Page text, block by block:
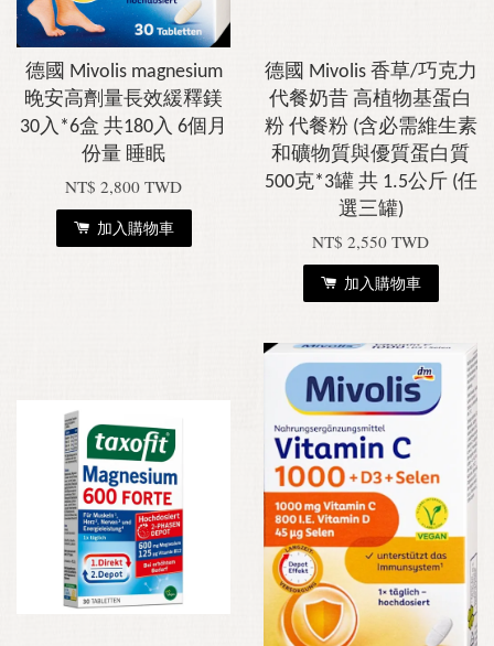
德國 Mivolis magnesium
晚安高劑量長效緩釋鎂
30入*6盒 共180入 6個月
份量 睡眠
NT$ 2,800 TWD
加入購物車
德國 Mivolis 香草/巧克力
代餐奶昔 高植物基蛋白
粉 代餐粉 (含必需維生素
和礦物質與優質蛋白質
500克*3罐 共 1.5公斤 (任
選三罐)
NT$ 2,550 TWD
加入購物車